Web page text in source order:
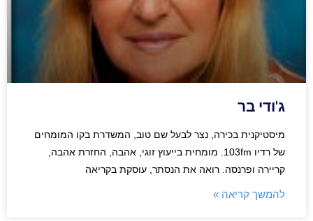
ג'ודי בר
מיסטיקנית בכירה, נצר לבעל שם טוב, המשדרת בקו המומחים
של רדיו 103fm. מומחית בייעוץ זוגי, אהבה, החזרת אהבה,
קריירה ופרנסה. רואה את הנסתר, עוסקת בקריאה
להמשך קריאה »